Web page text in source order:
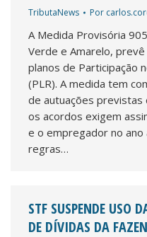
TributaNews Por
A Medida Provisória
Verde e Amarelo,
planos de Participação
(PLR). A medida tem
de autuações previstas
os acordos exigem
e o empregador no
regras…
STF SUSPENDE USO
DE DÍVIDAS DA